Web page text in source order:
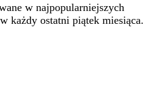
w najpopularniejszych
każdy ostatni piątek miesiąca.